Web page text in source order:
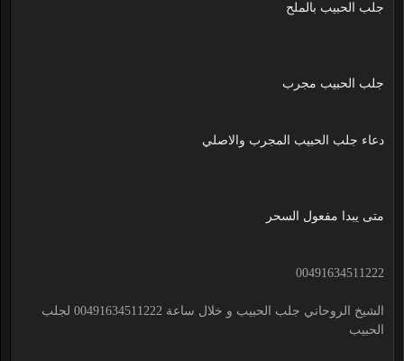
جلب الحبيب بالملح
جلب الحبيب مجرب
دعاء جلب الحبيب المجرب والاصلي
متى يبدا مفعول السحر
00491634511222
الشيخ الروحاني جلب الحبيب و خلال ساعة 00491634511222 لجلب
الحبيب